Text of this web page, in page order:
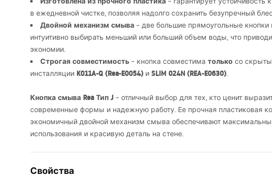
в ежедневной чистке, позволяя надолго сохранить безупречный
Двойной механизм смыва – две большие прямоугольные кнопки
интуитивно выбирать меньший или больший объем воды, что
экономии.
Строгая совместимость – кнопка совместима только со
инсталляции K011A-Q (Rea-E0054) и SLIM 024N (REA-E0630).
Кнопка смыва Rea Тип J – отличный выбор для тех, кто ценит
современные формы и надежную работу. Ее прочная пластиковая
экономичный двойной механизм смыва обеспечивают
использования и красивую деталь на стене.
Свойства